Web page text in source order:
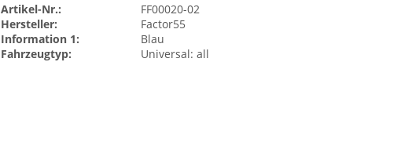
Artikel-Nr.:
FF00020-02
Hersteller:
Factor55
Information 1:
Blau
Fahrzeugtyp:
Universal: all